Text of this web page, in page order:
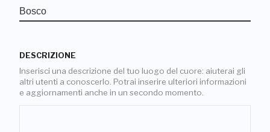
DESCRIZIONE
Inserisci una descrizione del tuo luogo del cuore: aiuterai gli
altri utenti a conoscerlo. Potrai inserire ulteriori informazioni
e aggiornamenti anche in un secondo momento.